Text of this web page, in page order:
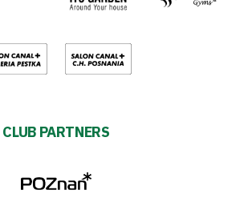
CLUB PARTNERS